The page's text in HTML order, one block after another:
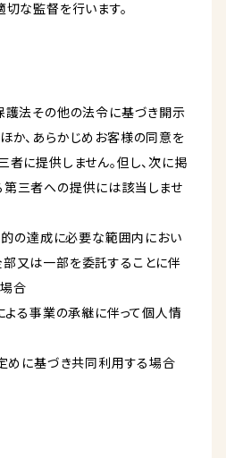
切な監督を行います。
護法その他の法令に基づき開示
か、あらかじめお客様の同意を
者に提供しません。但し、次に掲
三者への提供には該当しませ
的の達成に必要な範囲内におい
又は一部を委託することに伴
合
よる事業の承継に伴って個人情
めに基づき共同利用する場合